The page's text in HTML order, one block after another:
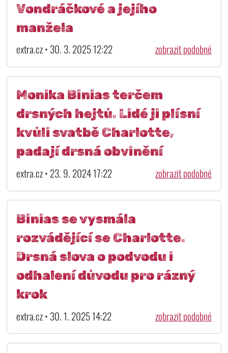
Vondráčkové a jejího
manžela
extra.cz • 30. 3. 2025 12:22 zobrazit podobné
Monika Binias terčem
drsných hejtů. Lidé ji plísní
kvůli svatbě Charlotte,
padají drsná obvinění
extra.cz • 23. 9. 2024 17:22 zobrazit podobné
Binias se vysmála
rozvádějící se Charlotte.
Drsná slova o podvodu i
odhalení důvodu pro rázný
krok
extra.cz • 30. 1. 2025 14:22 zobrazit podobné